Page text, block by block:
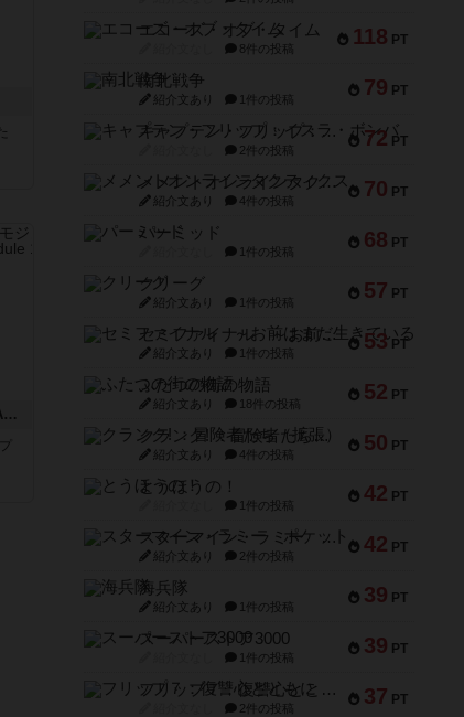
ドゥームド・バタリオンズ：ASLモジュール11
118 PT
エコーズ・オブ・タイム
8件の投稿
79 PT
南北戦争
紹介文あり 1件の投稿
72 PT
キャプテン・フリップ：イスラ・ボンバ
2件の投稿
70 PT
メメントオンラインタクティクス
紹介文あり 4件の投稿
68 PT
パーミッド
1件の投稿
57 PT
クリーグ
紹介文あり 1件の投稿
53 PT
セミファイナル ～お前はまだ生きている～
紹介文あり 1件の投稿
52 PT
ふたつの街の物語
紹介文あり 18件の投稿
50 PT
クランク! ：冒険者たち（拡張）
紹介文あり 4件の投稿
42 PT
とうほうの！
1件の投稿
42 PT
スターマイン・ラミー ポケット
紹介文あり 2件の投稿
39 PT
海兵隊
紹介文あり 1件の投稿
39 PT
スーパーストア3000
1件の投稿
37 PT
フリップ７：復讐心とともに
2件の投稿